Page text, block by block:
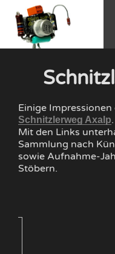
Einige
Schnitzlerweg Axalp.
Mit den Links
Sammlung nach
sowie Aufnahme-
Stöbern.